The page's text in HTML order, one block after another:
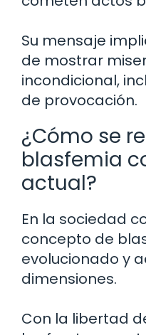
Su mensaje
de mostrar
incondicional,
de provocación.
¿Cómo se
blasfemia
actual?
En la sociedad
concepto de
evolucionado y
dimensiones.
Con la libertad